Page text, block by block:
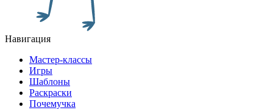
Навигация
Мастер-классы
Игры
Шаблоны
Раскраски
Почемучка